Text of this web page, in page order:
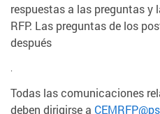
respuestas a las preguntas y
RFP. Las preguntas de los
después
.
Todas las comunicaciones
deben dirigirse a